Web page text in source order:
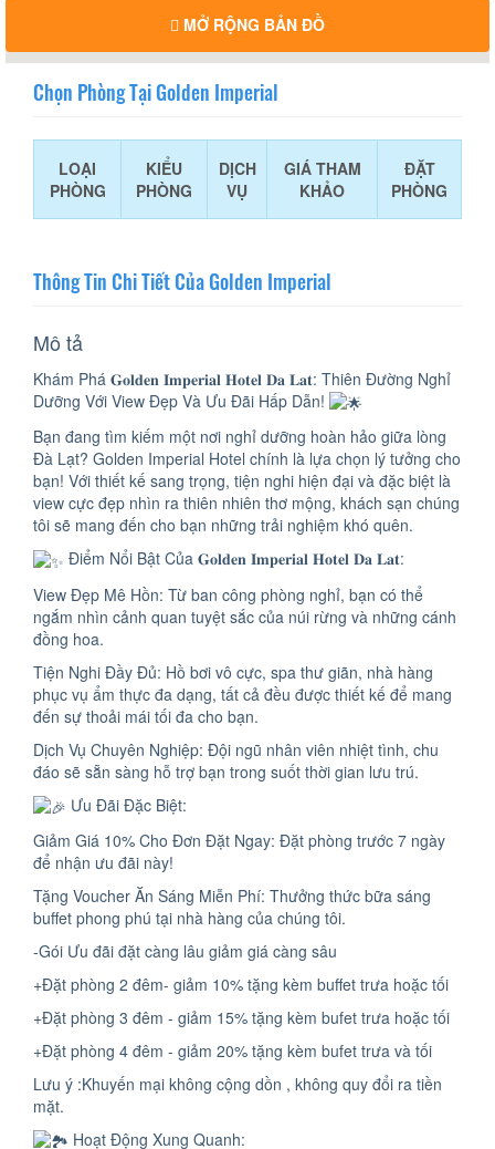
MỞ RỘNG BẢN ĐỒ
Chọn Phòng Tại Golden Imperial
LOẠI
PHÒNG
KIỂU
PHÒNG
DỊCH
VỤ
GIÁ THAM
KHẢO
ĐẶT
PHÒNG
Thông Tin Chi Tiết Của Golden Imperial
Mô tả
Khám Phá 𝐆𝐨𝐥𝐝𝐞𝐧 𝐈𝐦𝐩𝐞𝐫𝐢𝐚𝐥 𝐇𝐨𝐭𝐞𝐥 𝐃𝐚 𝐋𝐚𝐭: Thiên Đường Nghỉ
Dưỡng Với View Đẹp Và Ưu Đãi Hấp Dẫn!
Bạn đang tìm kiếm một nơi nghỉ dưỡng hoàn hảo giữa lòng
Đà Lạt? Golden Imperial Hotel chính là lựa chọn lý tưởng cho
bạn! Với thiết kế sang trọng, tiện nghi hiện đại và đặc biệt là
view cực đẹp nhìn ra thiên nhiên thơ mộng, khách sạn chúng
tôi sẽ mang đến cho bạn những trải nghiệm khó quên.
Điểm Nổi Bật Của 𝐆𝐨𝐥𝐝𝐞𝐧 𝐈𝐦𝐩𝐞𝐫𝐢𝐚𝐥 𝐇𝐨𝐭𝐞𝐥 𝐃𝐚 𝐋𝐚𝐭:
View Đẹp Mê Hồn: Từ ban công phòng nghỉ, bạn có thể
ngắm nhìn cảnh quan tuyệt sắc của núi rừng và những cánh
đồng hoa.
Tiện Nghi Đầy Đủ: Hồ bơi vô cực, spa thư giãn, nhà hàng
phục vụ ẩm thực đa dạng, tất cả đều được thiết kế để mang
đến sự thoải mái tối đa cho bạn.
Dịch Vụ Chuyên Nghiệp: Đội ngũ nhân viên nhiệt tình, chu
đáo sẽ sẵn sàng hỗ trợ bạn trong suốt thời gian lưu trú.
Ưu Đãi Đặc Biệt:
Giảm Giá 10% Cho Đơn Đặt Ngay: Đặt phòng trước 7 ngày
để nhận ưu đãi này!
Tặng Voucher Ăn Sáng Miễn Phí: Thưởng thức bữa sáng
buffet phong phú tại nhà hàng của chúng tôi.
-Gói Ưu đãi đặt càng lâu giảm giá càng sâu
+Đặt phòng 2 đêm- giảm 10% tặng kèm buffet trưa hoặc tối
+Đặt phòng 3 đêm - giảm 15% tặng kèm bufet trưa hoặc tối
+Đặt phòng 4 đêm - giảm 20% tặng kèm bufet trưa và tối
Lưu ý :Khuyến mại không cộng dồn , không quy đổi ra tiền
mặt.
Hoạt Động Xung Quanh: